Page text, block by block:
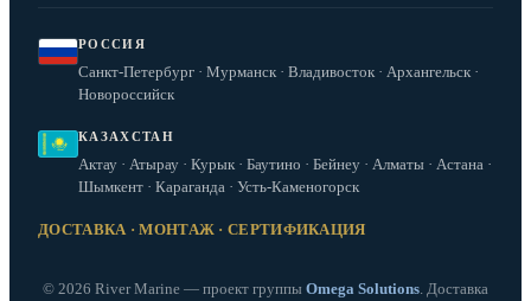
РОССИЯ
Санкт-Петербург · Мурманск · Владивосток · Архангельск ·
Новороссийск
КАЗАХСТАН
Актау · Атырау · Курык · Баутино · Бейнеу · Алматы · Астана ·
Шымкент · Караганда · Усть-Каменогорск
ДОСТАВКА · МОНТАЖ · СЕРТИФИКАЦИЯ
© 2026 River Marine — проект группы Omega Solutions. Доставка